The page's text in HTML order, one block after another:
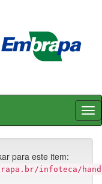
para este item:
infoteca/